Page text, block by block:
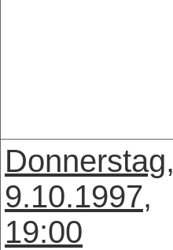
Donnerstag,
9.10.1997,
19:00